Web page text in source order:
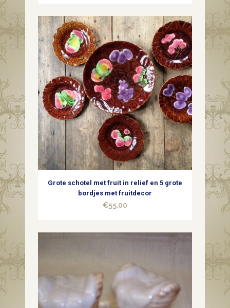
Grote schotel met fruit in relief en 5 grote
bordjes met fruitdecor
€55,00